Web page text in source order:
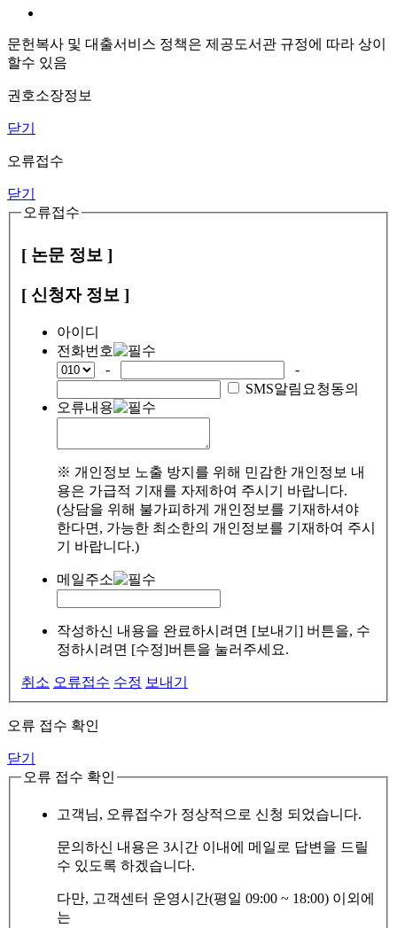
문헌복사 및 대출서비스 정책은 제공도서관 규정에 따라 상이
할수 있음
권호소장정보
닫기
오류접수
닫기
오류접수
[ 논문 정보 ]
[ 신청자 정보 ]
아이디
전화번호
-
-
SMS알림요청동의
오류내용
※ 개인정보 노출 방지를 위해 민감한 개인정보 내
용은 가급적 기재를 자제하여 주시기 바랍니다.
(상담을 위해 불가피하게 개인정보를 기재하셔야
한다면, 가능한 최소한의 개인정보를 기재하여 주시
기 바랍니다.)
메일주소
작성하신 내용을 완료하시려면 [보내기] 버튼을, 수
정하시려면 [수정]버튼을 눌러주세요.
취소 오류접수 수정 보내기
오류 접수 확인
닫기
오류 접수 확인
고객님, 오류접수가 정상적으로 신청 되었습니다.
문의하신 내용은 3시간 이내에 메일로 답변을 드릴
수 있도록 하겠습니다.
다만, 고객센터 운영시간(평일 09:00 ~ 18:00) 이외에
는